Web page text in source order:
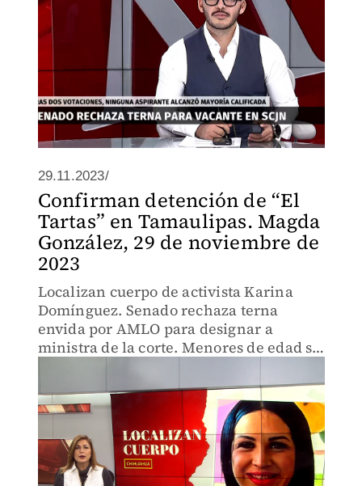
29.11.2023/
Confirman detención de “El
Tartas” en Tamaulipas. Magda
González, 29 de noviembre de
2023
Localizan cuerpo de activista Karina
Domínguez. Senado rechaza terna
envida por AMLO para designar a
ministra de la corte. Menores de edad se
drones en Guerrero.